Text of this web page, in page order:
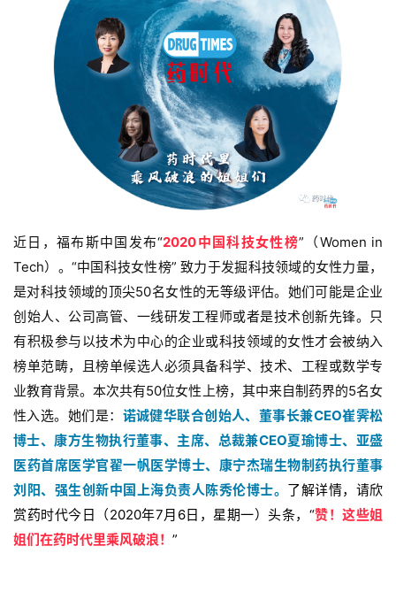
近日，福布斯中国发布“2020中国科技女性榜”（Women in
Tech）。“中国科技女性榜” 致力于发掘科技领域的女性力量，
是对科技领域的顶尖50名女性的无等级评估。她们可能是企业
创始人、公司高管、一线研发工程师或者是技术创新先锋。只
有积极参与以技术为中心的企业或科技领域的女性才会被纳入
榜单范畴，且榜单候选人必须具备科学、技术、工程或数学专
业教育背景。本次共有50位女性上榜，其中来自制药界的5名女
性入选。她们是： 诺诚健华联合创始人、董事长兼CEO崔霁松
博士、康方生物执行董事、主席、总裁兼CEO夏瑜博士、亚盛
医药首席医学官翟一帆医学博士、 康宁杰瑞生物制药执行董事
刘阳、 强生创新中国上海负责人陈秀伦博士。 了解详情，请欣
赏药时代今日（2020年7月6日，星期一）头条，“赞！这些姐
姐们在药时代里乘风破浪！ ”